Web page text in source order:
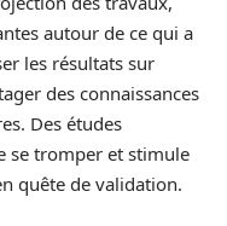
autour de ce qui a
les résultats sur
des connaissances
Des études
se tromper et stimule
quête de validation.